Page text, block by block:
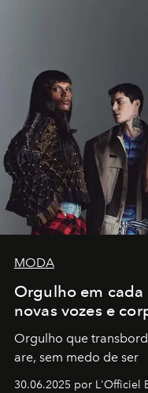
MODA
Orgulho em
novas vozes e
Orgulho que
are, sem medo de ser
30.06.2025 por L'Officiel